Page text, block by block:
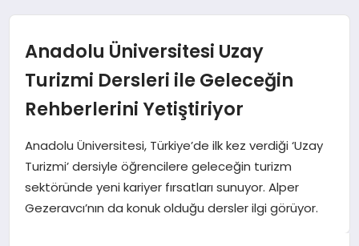
MAGAZIN
SAĞLIK
SIYASET
Anadolu Üniversitesi Uzay
Turizmi Dersleri ile Geleceğin
Rehberlerini Yetiştiriyor
Anadolu Üniversitesi, Türkiye’de ilk kez verdiği ‘Uzay
Turizmi’ dersiyle öğrencilere geleceğin turizm
sektöründe yeni kariyer fırsatları sunuyor. Alper
Gezeravcı’nın da konuk olduğu dersler ilgi görüyor.